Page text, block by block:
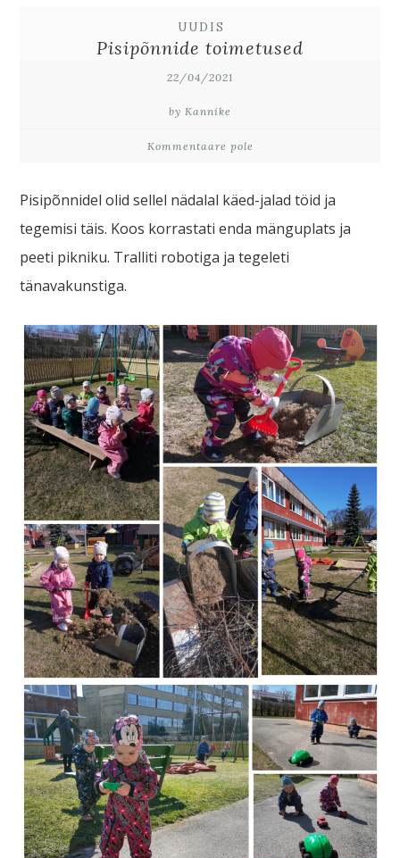
UUDIS
Pisipõnnide toimetused
22/04/2021
by Kannike
Kommentaare pole
Pisipõnnidel olid sellel nädalal käed-jalad töid ja
tegemisi täis. Koos korrastati enda mänguplats ja
peeti pikniku. Tralliti robotiga ja tegeleti
tänavakunstiga.